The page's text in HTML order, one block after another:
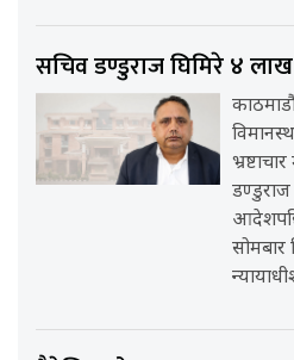
सचिव डण्डुराज घिमिरे ४ लाख